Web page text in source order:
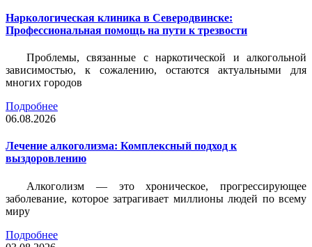
Наркологическая клиника в Северодвинске:
Профессиональная помощь на пути к трезвости
Проблемы, связанные с наркотической и алкогольной
зависимостью, к сожалению, остаются актуальными для
многих городов
Подробнее
06.08.2026
Лечение алкоголизма: Комплексный подход к
выздоровлению
Алкоголизм — это хроническое, прогрессирующее
заболевание, которое затрагивает миллионы людей по всему
миру
Подробнее